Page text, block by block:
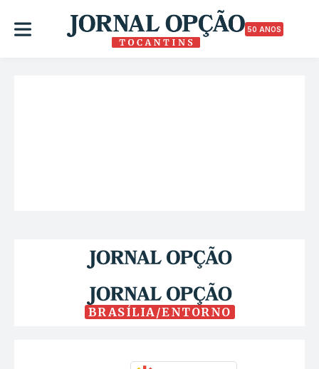
50 ANOS
BRASÍLIA/ENTORNO